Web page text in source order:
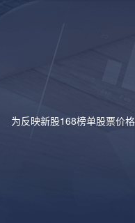
为反映新股168榜单股票价